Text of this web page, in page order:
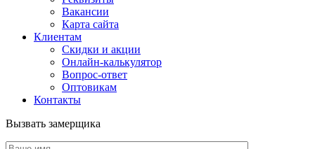
Вакансии
Карта сайта
Клиентам
Скидки и акции
Онлайн-калькулятор
Вопрос-ответ
Оптовикам
Контакты
Вызвать замерщика